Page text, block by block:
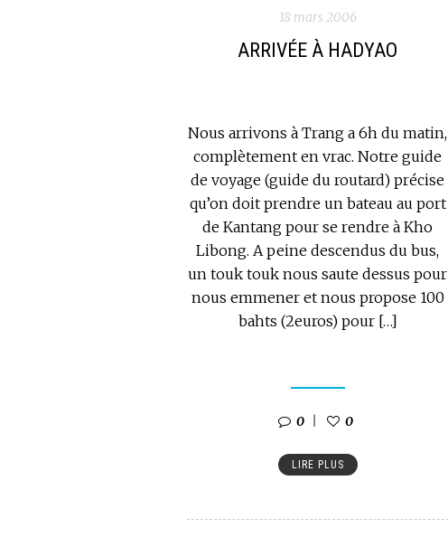
18 mars 2006
ARRIVÉE À HADYAO
Nous arrivons à Trang a 6h du matin,
complètement en vrac. Notre guide
de voyage (guide du routard) précise
qu’on doit prendre un bateau au port
de Kantang pour se rendre à Kho
Libong. A peine descendus du bus,
un touk touk nous saute dessus pour
nous emmener et nous propose 100
bahts (2euros) pour […]
0 0
LIRE PLUS